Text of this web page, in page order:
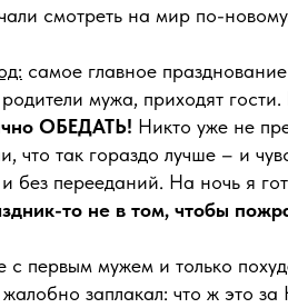
смотреть на мир по-
самое главное
мужа, приходят
ОБЕДАТЬ! Никто уже не
что так гораздо лучше – и
без перееданий. На ночь я
то не в том, чтобы
первым мужем и только
заплакал: что ж это